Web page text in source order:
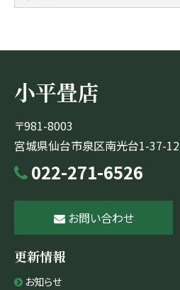
ー
イ
小平畳店
〒981-8003
宮城県仙台市泉区南光台1-37-12
022-271-6526
お問い合わせ
更新情報
お知らせ